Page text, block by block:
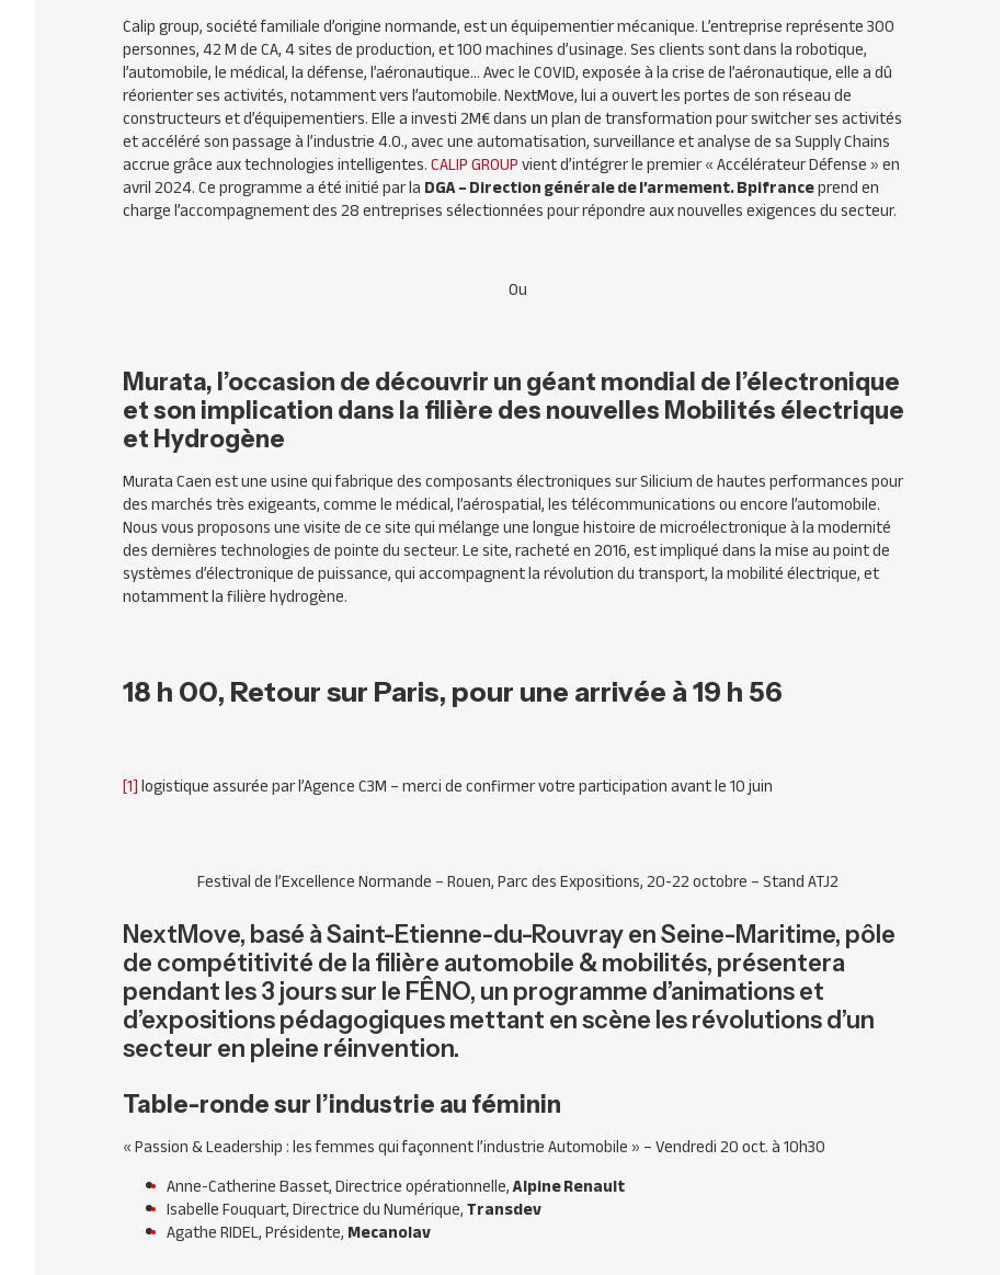
Calip group, société familiale d’origine normande, est un équipementier mécanique. L’entreprise représente 300
personnes, 42 M de CA, 4 sites de production, et 100 machines d’usinage. Ses clients sont dans la robotique,
l’automobile, le médical, la défense, l’aéronautique… Avec le COVID, exposée à la crise de l’aéronautique, elle a dû
réorienter ses activités, notamment vers l’automobile. NextMove, lui a ouvert les portes de son réseau de
constructeurs et d’équipementiers. Elle a investi 2M€ dans un plan de transformation pour switcher ses activités
et accéléré son passage à l’industrie 4.0., avec une automatisation, surveillance et analyse de sa Supply Chains
accrue grâce aux technologies intelligentes.CALIP GROUPvient d’intégrer le premier « Accélérateur Défense » en
avril 2024. Ce programme a été initié par laDGA – Direction générale de l’armement. Bpifranceprend en
charge l’accompagnement des 28 entreprises sélectionnées pour répondre aux nouvelles exigences du secteur.
Ou
Murata, l’occasion de découvrir un géant mondial de l’électronique
et son implication dans la filière des nouvelles Mobilités électrique
et Hydrogène
Murata Caen est une usine qui fabrique des composants électroniques sur Silicium de hautes performances pour
des marchés très exigeants, comme le médical, l’aérospatial, les télécommunications ou encore l’automobile.
Nous vous proposons une visite de ce site qui mélange une longue histoire de microélectronique à la modernité
des dernières technologies de pointe du secteur. Le site, racheté en 2016, est impliqué dans la mise au point de
systèmes d’électronique de puissance, qui accompagnent la révolution du transport, la mobilité électrique, et
notamment la filière hydrogène.
18 h 00, Retour sur Paris, pour une arrivée à 19 h 56
[1]logistique assurée par l’Agence C3M – merci de confirmer votre participation avant le 10 juin
Festival de l’Excellence Normande – Rouen, Parc des Expositions, 20-22 octobre – Stand ATJ2
NextMove, basé à Saint-Etienne-du-Rouvray en Seine-Maritime, pôle
de compétitivité de la filière automobile & mobilités, présentera
pendant les 3 jours sur le FÊNO, un programme d’animations et
d’expositions pédagogiques mettant en scène les révolutions d’un
secteur en pleine réinvention.
Table-ronde sur l’industrie au féminin
« Passion & Leadership : les femmes qui façonnent l’industrie Automobile »–Vendredi 20 oct. à 10h30
Anne-Catherine Basset, Directrice opérationnelle,Alpine Renault
Isabelle Fouquart, Directrice du Numérique,Transdev
Agathe RIDEL, Présidente,Mecanolav